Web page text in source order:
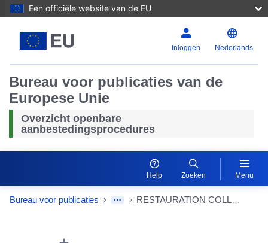
Een officiële website van de EU
Inloggen Nederlands
Bureau voor publicaties van de
Europese Unie
Overzicht openbare
aanbestedingsprocedures
Help Zoeken Menu
Bureau voor publicaties RESTAURATION COLLECTIVE - FOURNITURE ET PRODUCTION DES REPAS